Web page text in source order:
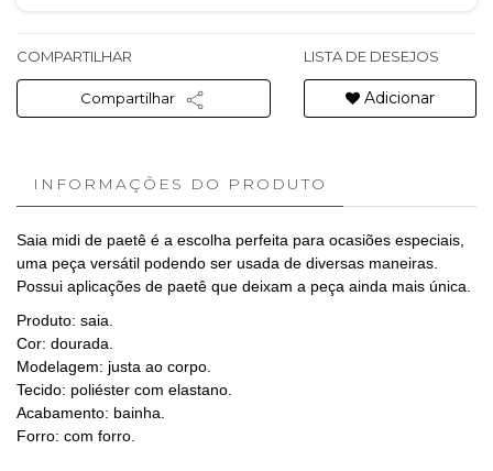
COMPARTILHAR
Compartilhar
LISTA DE DESEJOS
Adicionar
INFORMAÇÕES DO PRODUTO
Saia midi de paetê é a escolha perfeita para ocasiões especiais,
uma peça versátil podendo ser usada de diversas maneiras.
Possui aplicações de paetê que deixam a peça ainda mais única.
Produto: saia.
Cor: dourada.
Modelagem: justa ao corpo.
Tecido: poliéster com elastano.
Acabamento: bainha.
Forro: com forro.